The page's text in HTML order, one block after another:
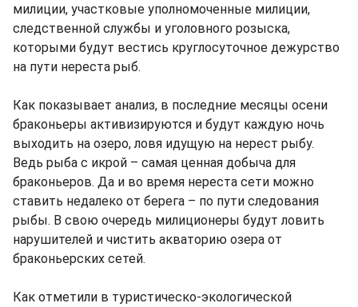
милиции, участковые уполномоченные милиции,
следственной службы и уголовного розыска,
которыми будут вестись круглосуточное дежурство
на пути нереста рыб.
Как показывает анализ, в последние месяцы осени
браконьеры активизируются и будут каждую ночь
выходить на озеро, ловя идущую на нерест рыбу.
Ведь рыба с икрой – самая ценная добыча для
браконьеров. Да и во время нереста сети можно
ставить недалеко от берега – по пути следования
рыбы. В свою очередь милиционеры будут ловить
нарушителей и чистить акваторию озера от
браконьерских сетей.
Как отметили в туристическо-экологической